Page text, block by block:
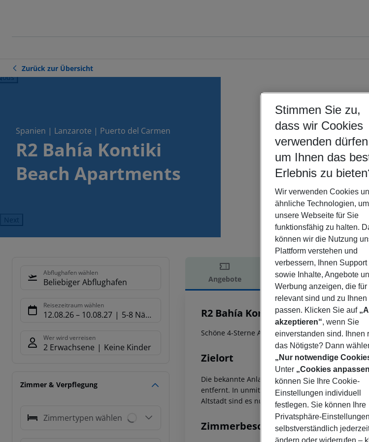
Zurück zur Übersicht
Spanien | Lanzarote | Puerto del Carmen
R2 Bahía Kontiki
Beach Apartments
Next
Abflughafen wählen
Beliebiger Abflughafen
Reisezeitraum wählen
12.08.26– 10.08.27 5-8 Nächte
Wer wird verreisen
2 Erwachsene Keine Kinder
Zimmer & Verpflegung
Zimmertypen wählen
Angebote Hotelbeschreibung
Hotelbeschreibung
R2 Bahía Kontiki Beach
Schöne 4-Sterne Appartmentanlage mit Nähe zum
Zielort
Die bekannte Anlage liegt in erster Reihe nur ca.
entfernt. In unmittelbarer Umgebung befinden
Altstadt sind es nur ca. 2 km. Zum Flughafen sind
Zimmerbeschreibung
Stimmen Sie zu,
dass wir Cookies
verwenden
um Ihnen das
Erlebnis zu
Wir verwenden Cookies
ähnliche Technologien, um
unsere Webseite für Sie
funktionsfähig zu halten.
können wir die Nutzung
Plattform verstehen und
verbessern, Ihnen Support
sowie Inhalte, Angebote
Werbung anzeigen, die für
relevant sind und zu Ihnen
passen. Klicken Sie auf
akzeptieren“, wenn Sie
einverstanden sind. Ihnen
das Nötigste? Dann
„Nur notwendige
Unter „Cookies
können Sie Ihre Cookie-
Einstellungen individuell
festlegen. Sie können Ihre
Privatsphäre-Einstellungen
selbstverständlich
ändern oder widerrufen –